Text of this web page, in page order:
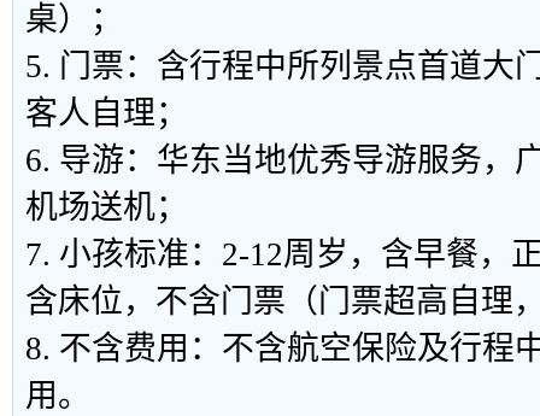
桌）；
5. 门票：含行程中所列景点首道大
客人自理；
6. 导游：华东当地优秀导游服务，
机场送机；
7. 小孩标准：2-12周岁，含早餐，
含床位，不含门票（门票超高自理
8. 不含费用：不含航空保险及行程
用。